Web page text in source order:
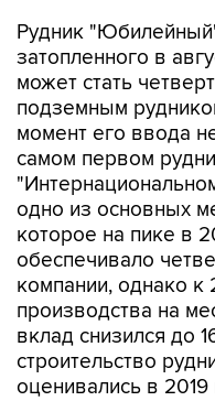
Рудник
затопленного в
может стать
подземным
момент его ввода
самом первом
одно из основных
которое на пике в
обеспечивало
компании, однако
производства на
вклад снизился до
строительство
оценивались в